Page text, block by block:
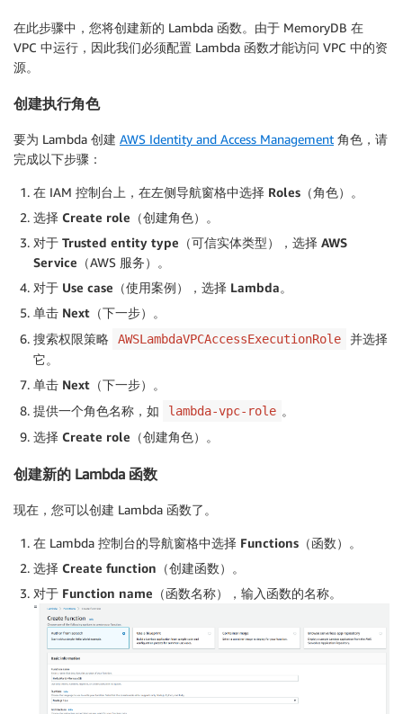
在此步骤中，您将创建新的 Lambda 函数。由于 MemoryDB 在
VPC 中运行，因此我们必须配置 Lambda 函数才能访问 VPC 中的资
源。
创建执行角色
要为 Lambda 创建 AWS Identity and Access Management 角色，请
完成以下步骤：
在 IAM 控制台上，在左侧导航窗格中选择 Roles （角色）。
选择 Create role （创建角色）。
对于 Trusted entity type （可信实体类型），选择 AWS
Service （AWS 服务）。
对于 Use case （使用案例），选择 Lambda。
单击 Next （下一步）。
搜索权限策略
AWSLambdaVPCAccessExecutionRole
并选择
它。
单击 Next （下一步）。
提供一个角色名称，如
lambda-vpc-role 。
选择 Create role （创建角色）。
创建新的 Lambda 函数
现在，您可以创建 Lambda 函数了。
在 Lambda 控制台的导航窗格中选择 Functions （函数）。
选择 Create function （创建函数）。
对于 Function name （函数名称），输入函数的名称。